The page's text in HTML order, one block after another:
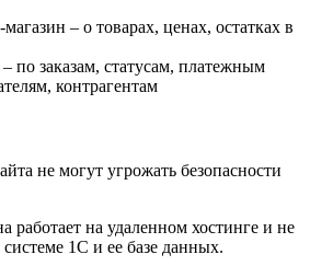
– о товарах, ценах, остатках в
по заказам, статусам, платежным
контрагентам
не могут угрожать безопасности
работает на удаленном хостинге и не
1С и ее базе данных.